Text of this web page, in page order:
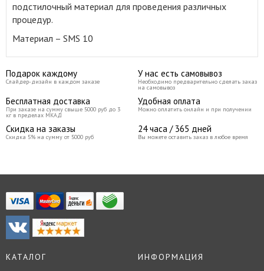
подстилочный материал для проведения различных
процедур.
Материал – SMS 10
Подарок каждому
Слайдер-дизайн в каждом заказе
У нас есть самовывоз
Необходимо предварительно сделать заказ
на самовывоз
Бесплатная доставка
При заказе на сумму свыше 5000 руб до 3
кг в пределах МКАД
Удобная оплата
Можно оплатить онлайн и при получении
Скидка на заказы
Скидка 5% на сумму от 5000 руб
24 часа / 365 дней
Вы можете оставить заказ в любое время
КАТАЛОГ ИНФОРМАЦИЯ